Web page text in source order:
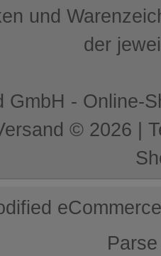
und
der
GmbH - Online-
© 2026 |
ified